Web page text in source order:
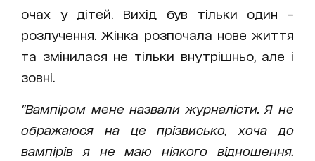
очах у дітей. Вихід був тільки один –
розлучення. Жінка розпочала нове життя
та змінилася не тільки внутрішньо, але і
зовні.
"Вампіром мене назвали журналісти. Я не
ображаюся на це прізвисько, хоча до
вампірів я не маю ніякого відношення.